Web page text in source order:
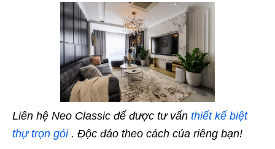
Liên hệ Neo Classic để được tư vấn thiết kế biệt
thự trọn gói. Độc đáo theo cách của riêng bạn!